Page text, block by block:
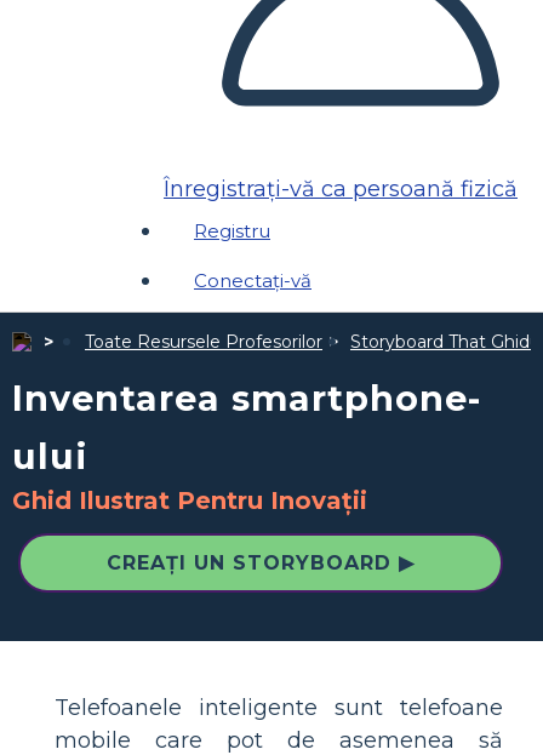
Înregistrați-vă ca persoană fizică
Registru
Conectați-vă
Toate Resursele Profesorilor Storyboard That
Inventarea smartphone-
ului
Ghid Ilustrat Pentru Inovații
CREAȚI UN STORYBOARD ▶
Telefoanele inteligente sunt telefoane
mobile care pot de asemenea să